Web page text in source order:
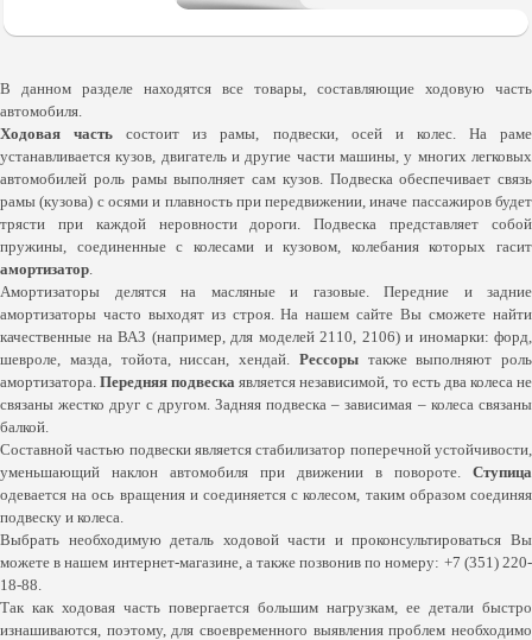
В данном разделе находятся все товары, составляющие ходовую часть
автомобиля.
Ходовая часть состоит из рамы, подвески, осей и колес. На раме
устанавливается кузов, двигатель и другие части машины, у многих легковых
автомобилей роль рамы выполняет сам кузов. Подвеска обеспечивает связь
рамы (кузова) с осями и плавность при передвижении, иначе пассажиров будет
трясти при каждой неровности дороги. Подвеска представляет собой
пружины, соединенные с колесами и кузовом, колебания которых гасит
амортизатор.
Амортизаторы делятся на масляные и газовые. Передние и задние
амортизаторы часто выходят из строя. На нашем сайте Вы сможете найти
качественные на ВАЗ (например, для моделей 2110, 2106) и иномарки: форд,
шевроле, мазда, тойота, ниссан, хендай. Рессорытакже выполняют роль
амортизатора.Передняя подвеска является независимой, то есть два колеса не
связаны жестко друг с другом. Задняя подвеска – зависимая – колеса связаны
балкой.
Составной частью подвески является стабилизатор поперечной устойчивости,
уменьшающий наклон автомобиля при движении в повороте. Ступица
одевается на ось вращения и соединяется с колесом, таким образом соединяя
подвеску и колеса.
Выбрать необходимую деталь ходовой части и проконсультироваться Вы
можете в нашем интернет-магазине, а также позвонив по номеру: +7 (351) 220-
18-88.
Так как ходовая часть повергается большим нагрузкам, ее детали быстро
изнашиваются, поэтому, для своевременного выявления проблем необходимо